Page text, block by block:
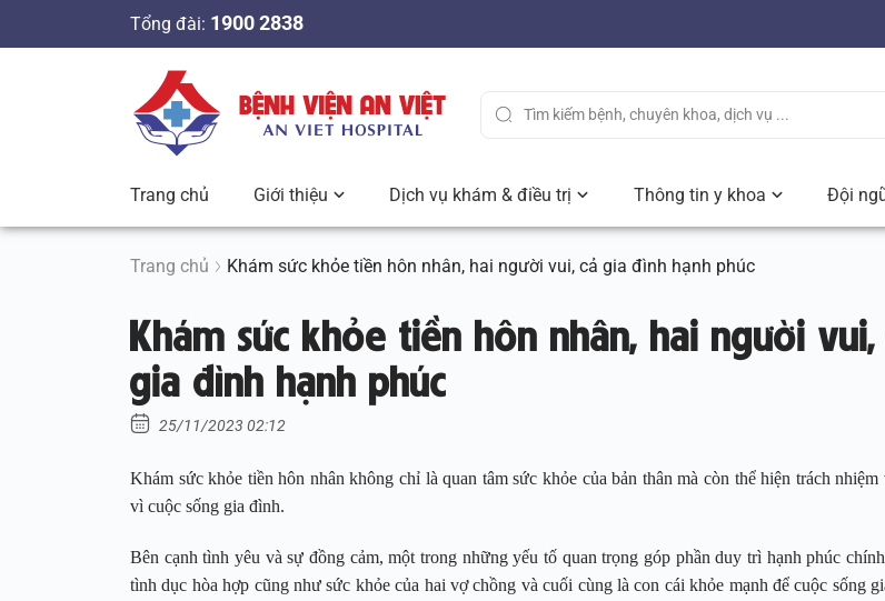
n
Tổng đài: 1900 2838
Trang chủ Giới thiệu Dịch vụ khám & điều trị Thông tin y khoa Đội
Trang chủ Khám sức khỏe tiền hôn nhân, hai người vui, cả gia đình hạnh phúc
Khám sức khỏe tiền hôn nhân, hai người
gia đình hạnh phúc
25/11/2023 02:12
Khám sức khỏe tiền hôn nhân không chỉ là quan tâm sức khỏe của bản thân mà còn thể hiện trách
vì cuộc sống gia đình.
Bên cạnh tình yêu và sự đồng cảm, một trong những yếu tố quan trọng góp phần duy trì hạnh phúc
tình dục hòa hợp cũng như sức khỏe của hai vợ chồng và cuối cùng là con cái khỏe mạnh để cuộc sống